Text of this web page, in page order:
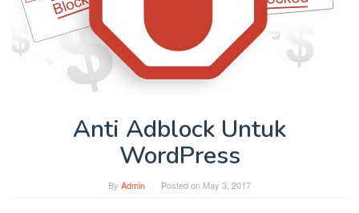
Anti Adblock Untuk
WordPress
By Admin Posted on May 3, 2017